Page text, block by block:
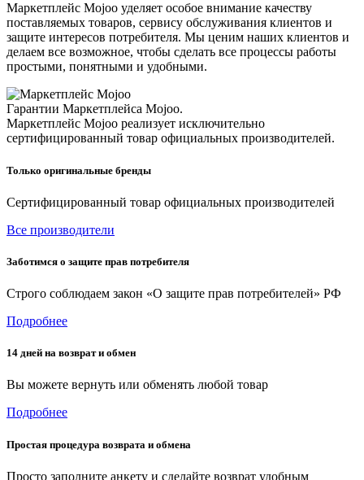
Маркетплейс Mojoo уделяет особое внимание качеству
поставляемых товаров, сервису обслуживания клиентов и
защите интересов потребителя. Мы ценим наших клиентов и
делаем все возможное, чтобы сделать все процессы работы
простыми, понятными и удобными.
Гарантии Маркетплейса Mojoo.
Маркетплейс Mojoo реализует исключительно
сертифицированный товар официальных производителей.
Только оригинальные бренды
Сертифицированный товар официальных производителей
Все производители
Заботимся о защите прав потребителя
Строго соблюдаем закон «О защите прав потребителей» РФ
Подробнее
14 дней на возврат и обмен
Вы можете вернуть или обменять любой товар
Подробнее
Простая процедура возврата и обмена
Просто заполните анкету и сделайте возврат удобным